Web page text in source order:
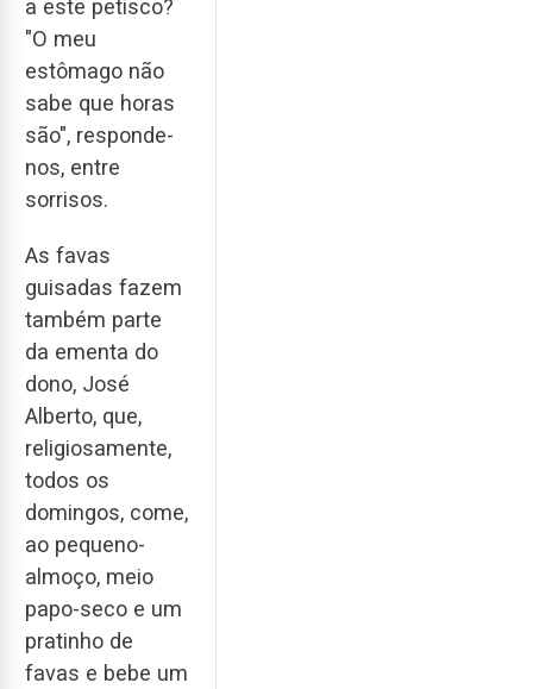
a este petisco?
"O meu
estômago não
sabe que horas
são", responde-
nos, entre
sorrisos.
As favas
guisadas fazem
também parte
da ementa do
dono, José
Alberto, que,
religiosamente,
todos os
domingos, come,
ao pequeno-
almoço, meio
papo-seco e um
pratinho de
favas e bebe um